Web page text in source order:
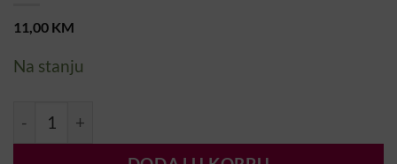
11,00 KM
Na stanju
Tipse Dopuna Natural ravne 50kom. br. 6 količina